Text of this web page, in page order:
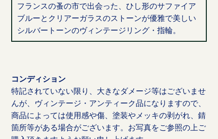
フランスの蚤の市で出会った、ひし形のサファイア
ブルーとクリアーガラスのストーンが優雅で美しい
シルバートーンのヴィンテージリング・指輪。
コンディション
特記されていない限り、大きなダメージ等はございませ
んが、ヴィンテージ・アンティーク品になりますので、
商品によっては使用感や傷、塗装やメッキの剥がれ、錆
箇所等がある場合がございます。お写真をご参照の上ご